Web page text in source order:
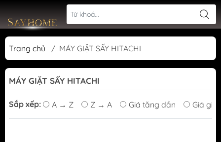
Trang chủ / MÁY GIẶT SẤY HITACHI
MÁY GIẶT SẤY HITACHI
Sắp xếp: A → Z Z → A Giá tăng dần Giá